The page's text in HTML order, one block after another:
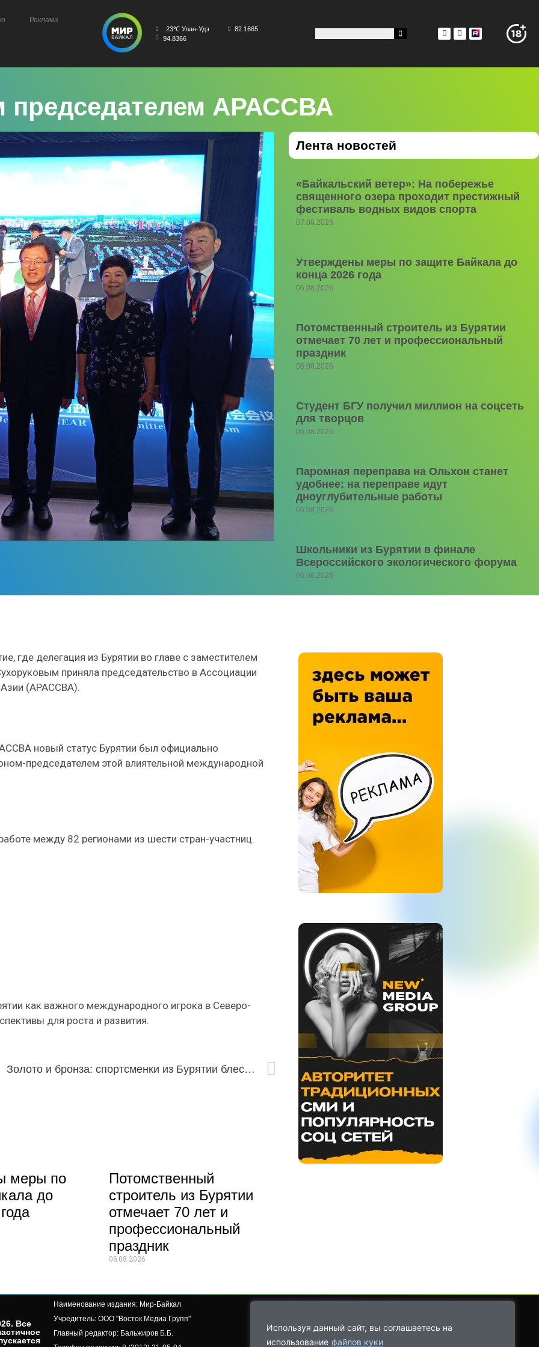
Используя данный сайт, вы соглашаетесь на
использование файлов куки
Реклама
23℃ Улан-Удэ
82.1665
94.8366
председателем АРАССВА
Лента новостей
«Байкальский ветер»: На побережье
священного озера проходит престижный
фестиваль водных видов спорта
07.08.2026
Утверждены меры по защите Байкала до
конца 2026 года
06.08.2026
Потомственный строитель из Бурятии
отмечает 70 лет и профессиональный
праздник
06.08.2026
Студент БГУ получил миллион на соцсеть
для творцов
06.08.2026
Паромная переправа на Ольхон станет
удобнее: на переправе идут
дноуглубительные работы
06.08.2026
Школьники из Бурятии в финале
Всероссийского экологического форума
06.08.2026
где делегация из Бурятии во главе с заместителем
приняла председательство в Ассоциации
Азии (АРАССВА).
новый статус Бурятии был официально
председателем этой влиятельной международной
между 82 регионами из шести стран-участниц.
как важного международного игрока в Северо-
для роста и развития.
Золото и бронза: спортсменки из Бурятии блестяще выступили на всероссийском турнире по муай-тай
меры по
до
Потомственный
строитель из Бурятии
отмечает 70 лет и
профессиональный
праздник
06.08.2026
Все
Наименование издания: Мир-Байкал
Учредитель: ООО "Восток Медиа Групп"
Главный редактор: Бальжиров Б.Б.